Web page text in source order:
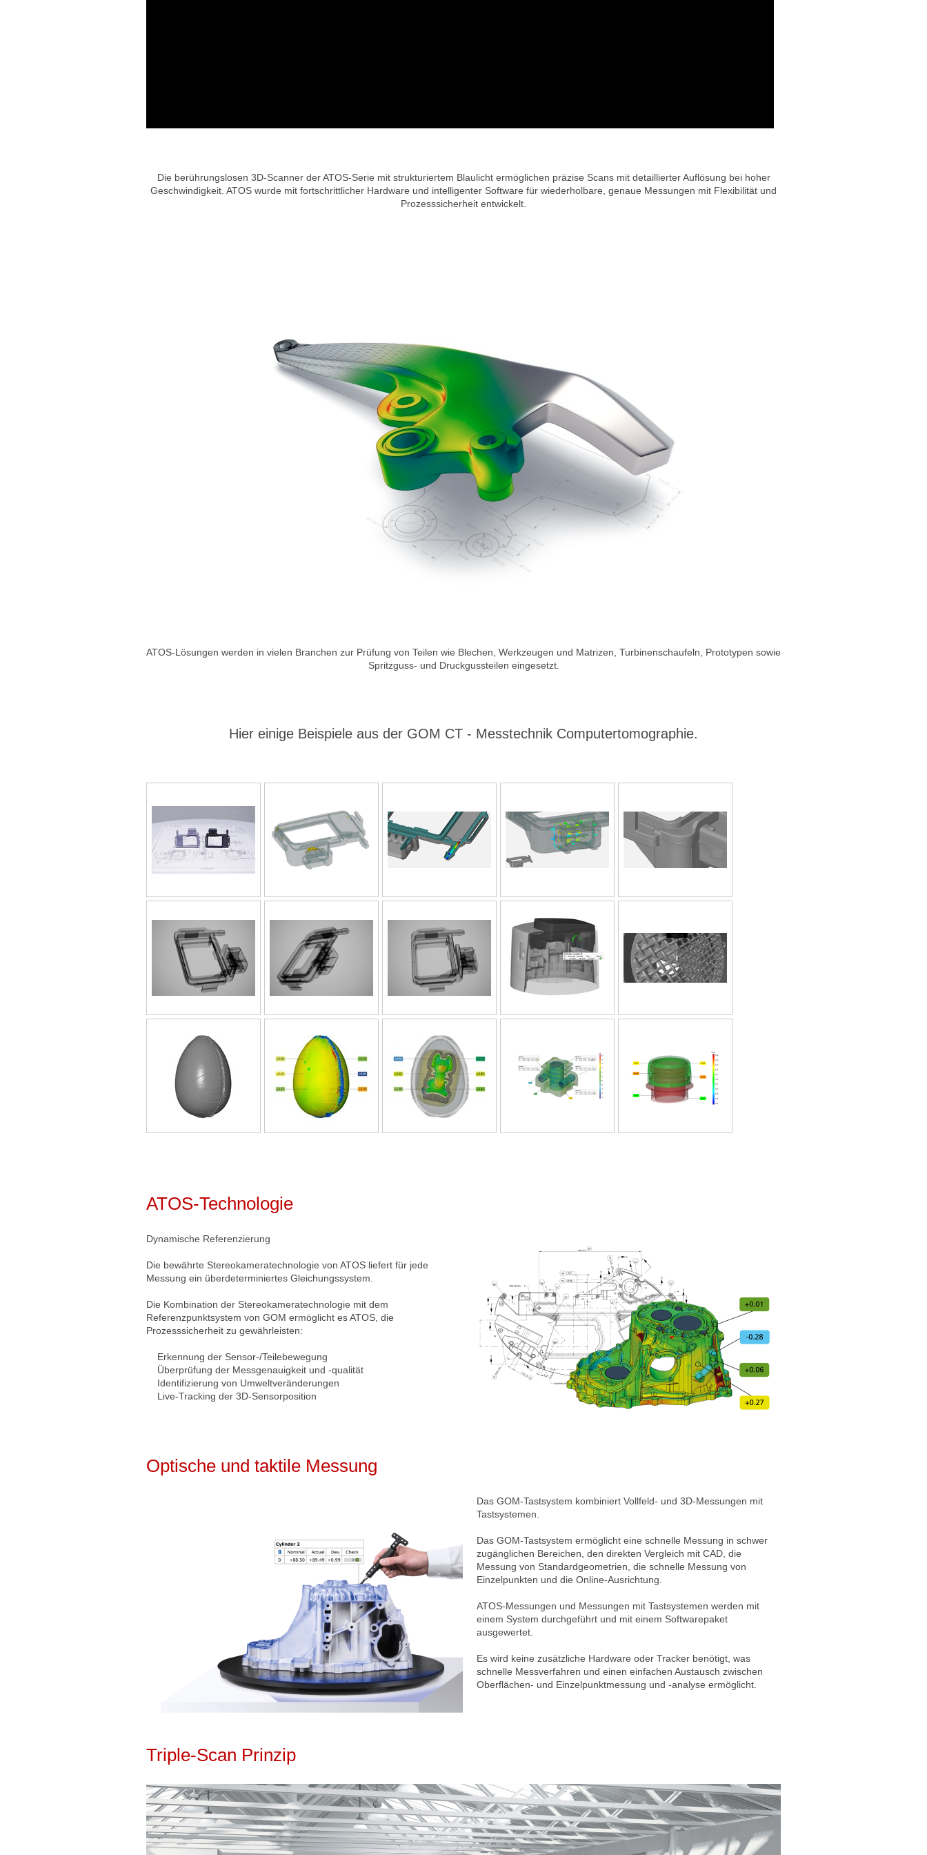
Die berührungslosen 3D-Scanner der ATOS-Serie mit strukturiertem Blaulicht ermöglichen präzise Scans mit detaillierter Auflösung bei hoher
Geschwindigkeit. ATOS wurde mit fortschrittlicher Hardware und intelligenter Software für wiederholbare, genaue Messungen mit Flexibilität und
Prozesssicherheit entwickelt.
ATOS-Lösungen werden in vielen Branchen zur Prüfung von Teilen wie Blechen, Werkzeugen und Matrizen, Turbinenschaufeln, Prototypen sowie
Spritzguss- und Druckgussteilen eingesetzt.
Hier einige Beispiele aus der GOM CT - Messtechnik Computertomographie.
ATOS-Technologie
Dynamische Referenzierung
Die bewährte Stereokameratechnologie von ATOS liefert für jede
Messung ein überdeterminiertes Gleichungssystem.
Die Kombination der Stereokameratechnologie mit dem
Referenzpunktsystem von GOM ermöglicht es ATOS, die
Prozesssicherheit zu gewährleisten:
Erkennung der Sensor-/Teilebewegung
Überprüfung der Messgenauigkeit und -qualität
Identifizierung von Umweltveränderungen
Live-Tracking der 3D-Sensorposition
Optische und taktile Messung
Das GOM-Tastsystem kombiniert Vollfeld- und 3D-Messungen mit
Tastsystemen.
Das GOM-Tastsystem ermöglicht eine schnelle Messung in schwer
zugänglichen Bereichen, den direkten Vergleich mit CAD, die
Messung von Standardgeometrien, die schnelle Messung von
Einzelpunkten und die Online-Ausrichtung.
ATOS-Messungen und Messungen mit Tastsystemen werden mit
einem System durchgeführt und mit einem Softwarepaket
ausgewertet.
Es wird keine zusätzliche Hardware oder Tracker benötigt, was
schnelle Messverfahren und einen einfachen Austausch zwischen
Oberflächen- und Einzelpunktmessung und -analyse ermöglicht.
Triple-Scan Prinzip